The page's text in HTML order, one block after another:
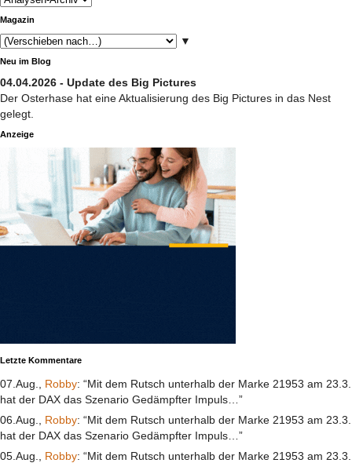
Magazin
▼
Neu im Blog
04.04.2026 - Update des Big Pictures
Der Osterhase hat eine Aktualisierung des Big Pictures in das Nest
gelegt.
Anzeige
Letzte Kommentare
07.Aug., Robby: “Mit dem Rutsch unterhalb der Marke 21953 am 23.3.
hat der DAX das Szenario Gedämpfter Impuls…”
06.Aug., Robby: “Mit dem Rutsch unterhalb der Marke 21953 am 23.3.
hat der DAX das Szenario Gedämpfter Impuls…”
05.Aug., Robby: “Mit dem Rutsch unterhalb der Marke 21953 am 23.3.